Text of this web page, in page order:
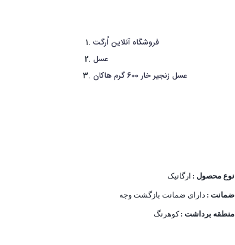
فروشگاه آنلاین اُرگت
عسل
عسل زنجیر خار 600 گرم هاکان
نوع محصول : ارگانیک
ضمانت : دارای ضمانت بازگشت وجه
منطقه برداشت : کوهرنگ